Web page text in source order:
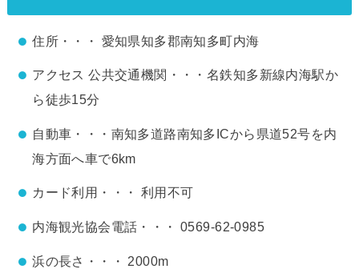
住所・・・ 愛知県知多郡南知多町内海
アクセス 公共交通機関・・・名鉄知多新線内海駅か
ら徒歩15分
自動車・・・南知多道路南知多ICから県道52号を内
海方面へ車で6km
カード利用・・・ 利用不可
内海観光協会電話・・・ 0569-62-0985
浜の長さ・・・ 2000m